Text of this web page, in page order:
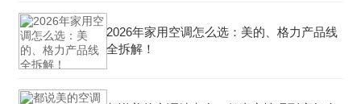
2026年家用空调怎么选：美的、格力产品线
全拆解！